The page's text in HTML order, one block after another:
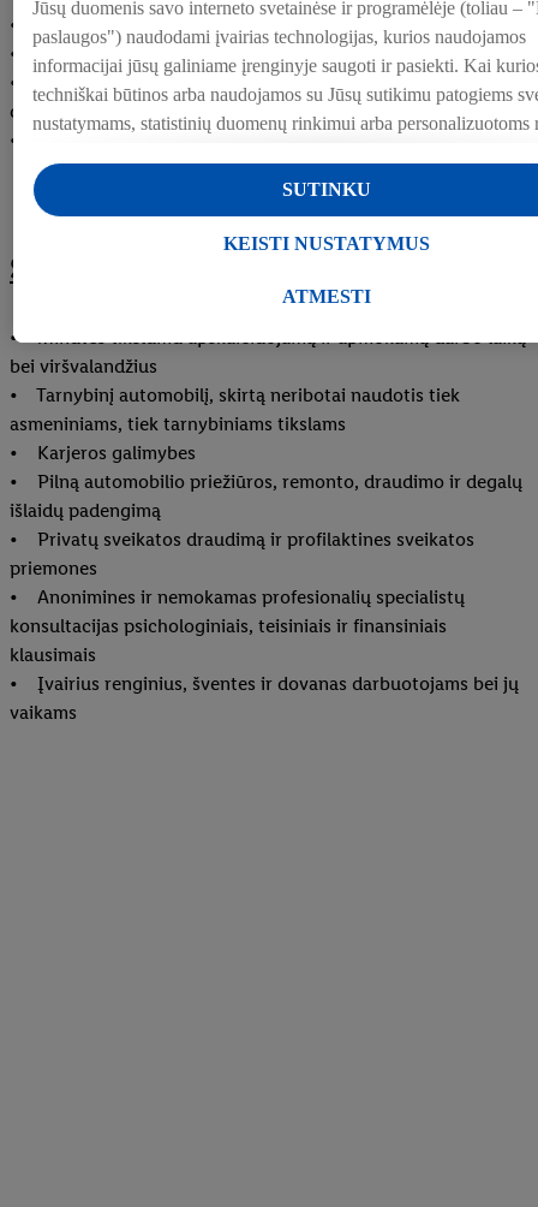
• Puikiai organizuoji darbus ir moki suburti komandą
• Prisiimi atsakomybę
• Esi pasiruošęs (-usi) ne tik vadovaujančiam, bet ir fiziniam
darbui
• Gali dirbti pamainomis
Siūlome
• Minutės tikslumu apskaičiuojamą ir apmokamą darbo laiką
bei viršvalandžius
• Tarnybinį automobilį, skirtą neribotai naudotis tiek
asmeniniams, tiek tarnybiniams tikslams
• Karjeros galimybes
• Pilną automobilio priežiūros, remonto, draudimo ir degalų
išlaidų padengimą
• Privatų sveikatos draudimą ir profilaktines sveikatos
priemones
• Anonimines ir nemokamas profesionalių specialistų
konsultacijas psichologiniais, teisiniais ir finansiniais
klausimais
• Įvairius renginius, šventes ir dovanas darbuotojams bei jų
vaikams
Jūsų duomenis savo interneto svetainėse ir programėlėje (toliau –
paslaugos") naudodami įvairias technologijas, kurios naudojamos
informacijai jūsų galiniame įrenginyje saugoti ir pasiekti. Kai
techniškai būtinos arba naudojamos su Jūsų sutikimu patogiems
nustatymams, statistinių duomenų rinkimui arba personalizuotoms
dalyvis, šiais tikslais taip pat tvarkomi duomenys apie Jūsų elgesį
apsiperkant parduotuvėje.
Skiltyje "Keisti nustatymus" galite leisti individualius tikslus ir
Paspaudę "Atmesti", galite leisti naudoti tik būtinas technologijas.
tikslais. Daugiau informacijos, įskaitant informaciją apie duomenų
privatumo politikoje
arba paspaudus
ATMESTI
KEISTI NUSTATYMUS
SUTINKU